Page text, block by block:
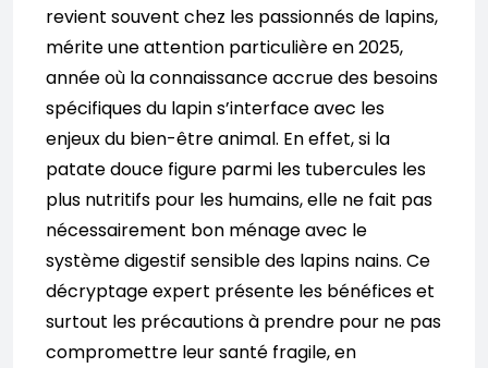
revient souvent chez les passionnés de lapins,
mérite une attention particulière en 2025,
année où la connaissance accrue des besoins
spécifiques du lapin s’interface avec les
enjeux du bien-être animal. En effet, si la
patate douce figure parmi les tubercules les
plus nutritifs pour les humains, elle ne fait pas
nécessairement bon ménage avec le
système digestif sensible des lapins nains. Ce
décryptage expert présente les bénéfices et
surtout les précautions à prendre pour ne pas
compromettre leur santé fragile, en